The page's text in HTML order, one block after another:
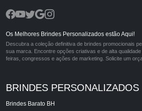
Os Melhores Brindes Personalizados estão Aqui!
Descubra a coleção definitiva de brindes promocionais
sua marca. Encontre opções criativas e de alta
feiras, congressos e ações de marketing. Solicite um
BRINDES PERSONALIZADOS
Brindes Barato BH